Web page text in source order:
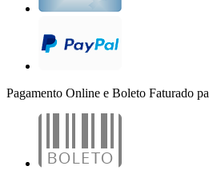
Pagamento Online e Boleto Faturado